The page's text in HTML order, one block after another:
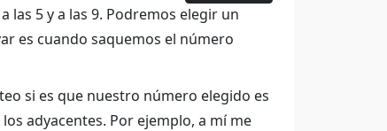
las 5 y a las 9. Podremos elegir un
es cuando saquemos el número
si es que nuestro número elegido es
adyacentes. Por ejemplo, a mí me